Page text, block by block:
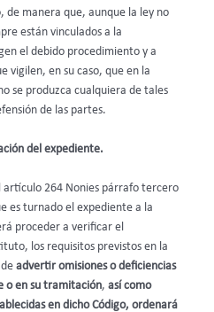
de manera que, aunque la ley no
están vinculados a la
el debido procedimiento y a
vigilen, en su caso, que en la
se produzca cualquiera de tales
de las partes.
del expediente.
artículo 264 Nonies párrafo tercero
es turnado el expediente a la
proceder a verificar el
los requisitos previstos en la
advertir omisiones o deficiencias
o en su tramitación, así como
en dicho Código, ordenará